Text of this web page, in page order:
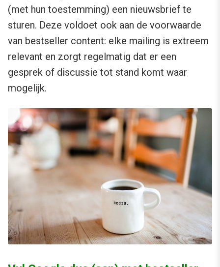
(met hun toestemming) een nieuwsbrief te
sturen. Deze voldoet ook aan de voorwaarde
van bestseller content: elke mailing is extreem
relevant en zorgt regelmatig dat er een
gesprek of discussie tot stand komt waar
mogelijk.